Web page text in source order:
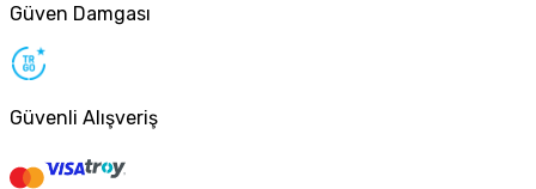
Güven Damgası
Güvenli Alışveriş